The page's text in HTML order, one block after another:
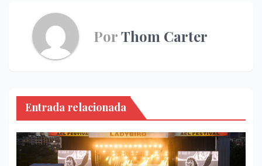
PorThom Carter
Entrada relacionada